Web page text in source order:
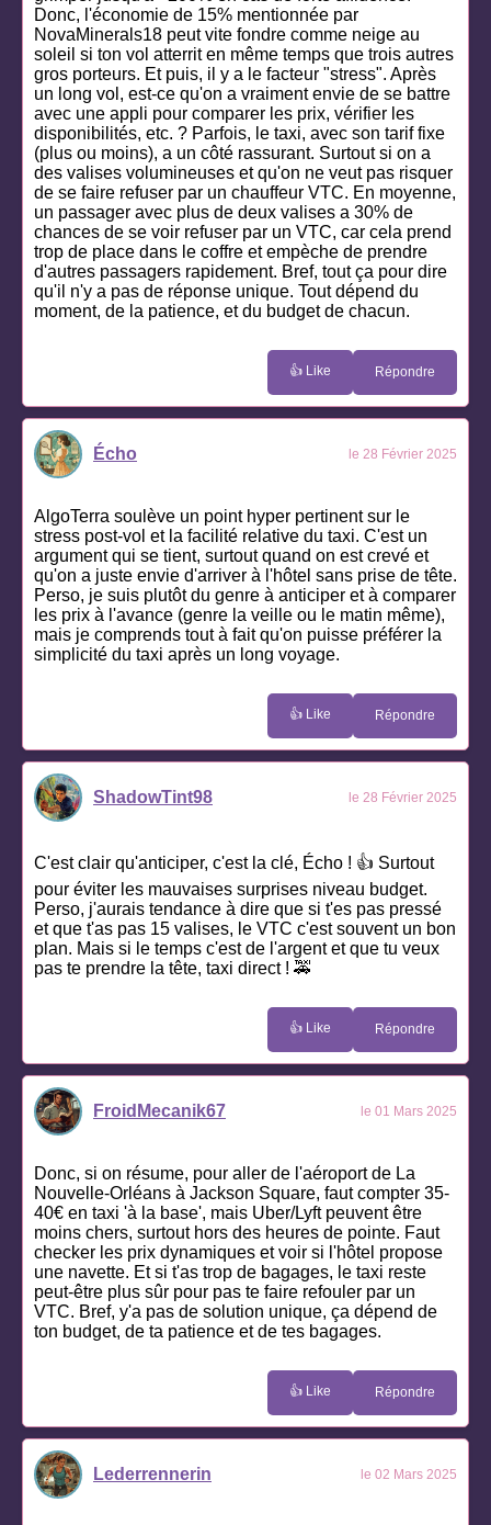
Donc, l'économie de 15% mentionnée par
NovaMinerals18 peut vite fondre comme neige au
soleil si ton vol atterrit en même temps que trois autres
gros porteurs. Et puis, il y a le facteur "stress". Après
un long vol, est-ce qu'on a vraiment envie de se battre
avec une appli pour comparer les prix, vérifier les
disponibilités, etc. ? Parfois, le taxi, avec son tarif fixe
(plus ou moins), a un côté rassurant. Surtout si on a
des valises volumineuses et qu'on ne veut pas risquer
de se faire refuser par un chauffeur VTC. En moyenne,
un passager avec plus de deux valises a 30% de
chances de se voir refuser par un VTC, car cela prend
trop de place dans le coffre et empèche de prendre
d'autres passagers rapidement. Bref, tout ça pour dire
qu'il n'y a pas de réponse unique. Tout dépend du
moment, de la patience, et du budget de chacun.
👍 Like Répondre
Écho le 28 Février 2025
AlgoTerra soulève un point hyper pertinent sur le
stress post-vol et la facilité relative du taxi. C'est un
argument qui se tient, surtout quand on est crevé et
qu'on a juste envie d'arriver à l'hôtel sans prise de tête.
Perso, je suis plutôt du genre à anticiper et à comparer
les prix à l'avance (genre la veille ou le matin même),
mais je comprends tout à fait qu'on puisse préférer la
simplicité du taxi après un long voyage.
👍 Like Répondre
ShadowTint98 le 28 Février 2025
C'est clair qu'anticiper, c'est la clé, Écho ! 👍 Surtout
pour éviter les mauvaises surprises niveau budget.
Perso, j'aurais tendance à dire que si t'es pas pressé
et que t'as pas 15 valises, le VTC c'est souvent un bon
plan. Mais si le temps c'est de l'argent et que tu veux
pas te prendre la tête, taxi direct ! 🚕
👍 Like Répondre
FroidMecanik67 le 01 Mars 2025
Donc, si on résume, pour aller de l'aéroport de La
Nouvelle-Orléans à Jackson Square, faut compter 35-
40€ en taxi 'à la base', mais Uber/Lyft peuvent être
moins chers, surtout hors des heures de pointe. Faut
checker les prix dynamiques et voir si l'hôtel propose
une navette. Et si t'as trop de bagages, le taxi reste
peut-être plus sûr pour pas te faire refouler par un
VTC. Bref, y'a pas de solution unique, ça dépend de
ton budget, de ta patience et de tes bagages.
👍 Like Répondre
Lederrennerin le 02 Mars 2025